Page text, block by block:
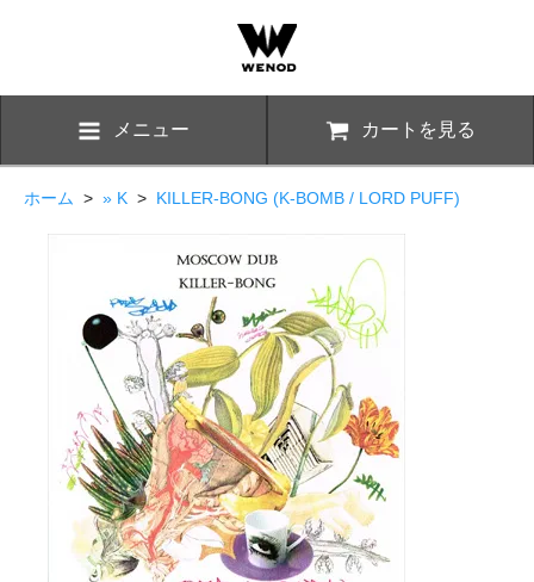
メニュー カートを見る
ホーム > » K > KILLER-BONG (K-BOMB / LORD PUFF)